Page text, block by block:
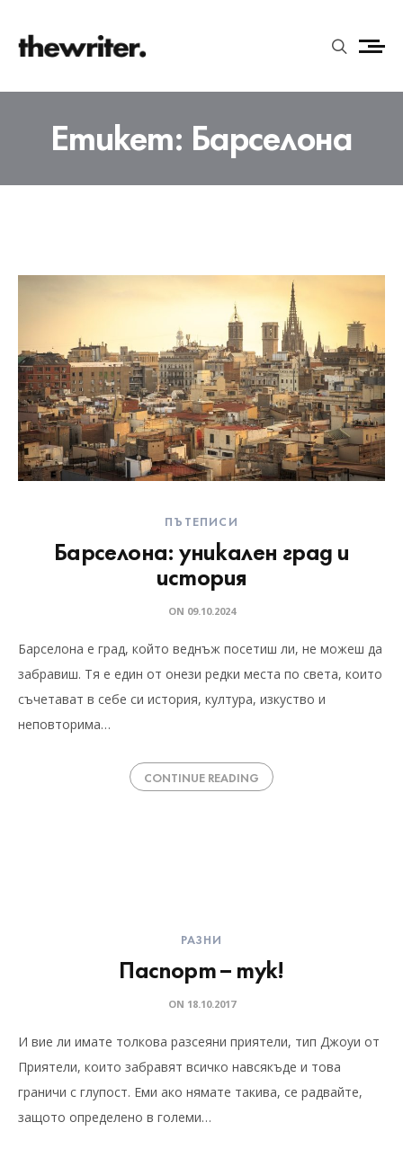
Етикет: Барселона
ПЪТЕПИСИ
Барселона: уникален град и
история
ON 09.10.2024
Барселона е град, който веднъж посетиш ли, не можеш да
забравиш. Тя е един от онези редки места по света, които
съчетават в себе си история, култура, изкуство и
неповторима…
CONTINUE READING
РАЗНИ
Паспорт – тук!
ON 18.10.2017
И вие ли имате толкова разсеяни приятели, тип Джоуи от
Приятели, които забравят всичко навсякъде и това
граничи с глупост. Еми ако нямате такива, се радвайте,
защото определено в големи…